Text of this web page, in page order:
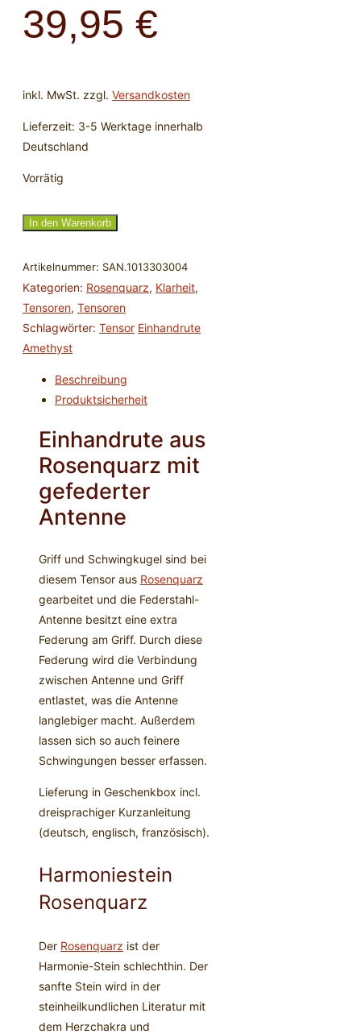
39,95 €
inkl. MwSt. zzgl. Versandkosten
Lieferzeit: 3-5 Werktage innerhalb
Deutschland
Vorrätig
Einhandrute
Tensor
aus
Rosenquarz
Menge
In den Warenkorb
Artikelnummer: SAN.1013303004
Kategorien: Rosenquarz, Klarheit,
Tensoren, Tensoren
Schlagwörter: Tensor Einhandrute
Amethyst
Beschreibung
Produktsicherheit
Einhandrute aus
Rosenquarz mit
gefederter
Antenne
Griff und Schwingkugel sind bei
diesem Tensor aus Rosenquarz
gearbeitet und die Federstahl-
Antenne besitzt eine extra
Federung am Griff. Durch diese
Federung wird die Verbindung
zwischen Antenne und Griff
entlastet, was die Antenne
langlebiger macht. Außerdem
lassen sich so auch feinere
Schwingungen besser erfassen.
Lieferung in Geschenkbox incl.
dreisprachiger Kurzanleitung
(deutsch, englisch, französisch).
Harmoniestein
Rosenquarz
Der Rosenquarz ist der
Harmonie-Stein schlechthin. Der
sanfte Stein wird in der
steinheilkundlichen Literatur mit
dem Herzchakra und